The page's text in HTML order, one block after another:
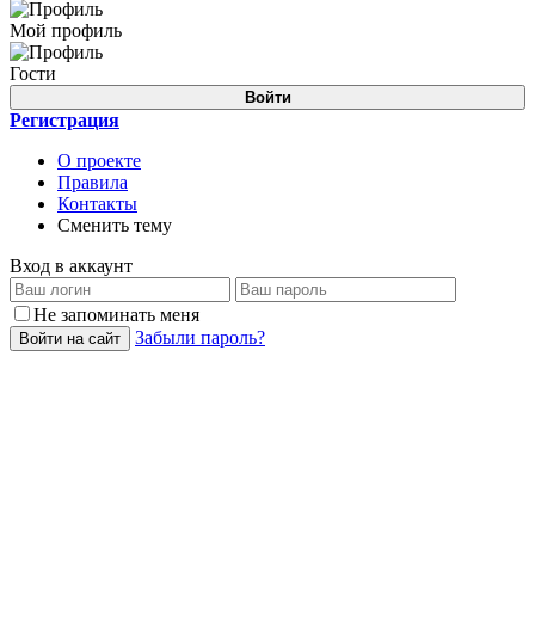
Мой профиль
Гости
Войти
Регистрация
О проекте
Правила
Контакты
Сменить тему
Вход в аккаунт
Не запоминать меня
Войти на сайт Забыли пароль?